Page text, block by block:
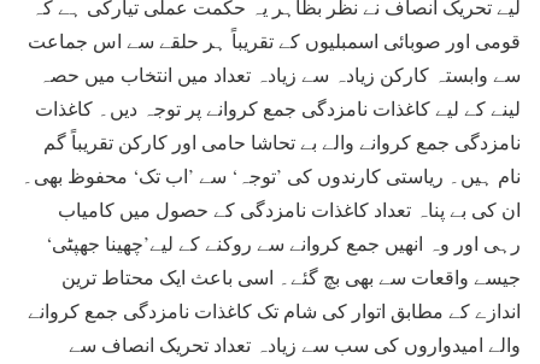
لیے تحریک انصاف نے نظر بظاہر یہ حکمت عملی تیارکی ہے کہ
قومی اور صوبائی اسمبلیوں کے تقریباً ہر حلقے سے اس جماعت
سے وابستہ کارکن زیادہ سے زیادہ تعداد میں انتخاب میں حصہ
لینے کے لیے کاغذات نامزدگی جمع کروانے پر توجہ دیں۔ کاغذات
نامزدگی جمع کروانے والے بے تحاشا حامی اور کارکن تقریباً گم
نام ہیں۔ ریاستی کارندوں کی ’توجہ‘ سے ’اب تک‘ محفوظ بھی۔
ان کی بے پناہ تعداد کاغذات نامزدگی کے حصول میں کامیاب
رہی اور وہ انھیں جمع کروانے سے روکنے کے لیے’چھینا جھپٹی‘
جیسے واقعات سے بھی بچ گئے۔ اسی باعث ایک محتاط ترین
اندازے کے مطابق اتوار کی شام تک کاغذات نامزدگی جمع کروانے
والے امیدواروں کی سب سے زیادہ تعداد تحریک انصاف سے